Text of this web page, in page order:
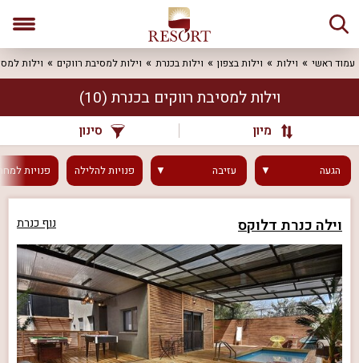
עמוד ראשי וילות וילות בצפון וילות בכנרת וילות למסיבת רווקים וילות
וילות למסיבת רווקים בכנרת (10)
מיון סינון
הגעה עזיבה פנויותלהלילה פנויות
וילה כנרת דלוקס נוף כנרת